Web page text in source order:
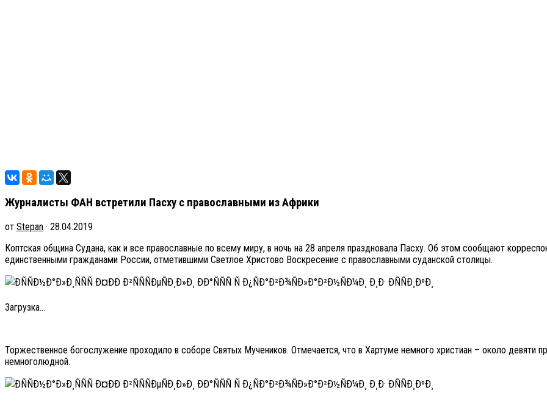
Журналисты ФАН встретили Пасху с православными из Африки
от Stepan · 28.04.2019
Коптская община Судана, как и все православные по всему миру, в ночь на 28 апреля праздновала Пасху. Об этом сообщают
единственными гражданами России, отметившими Светлое Христово Воскресение с православными суданской столицы.
Загрузка...
Торжественное богослужение проходило в соборе Святых Мучеников. Отмечается, что в Хартуме немного христиан – около девяти
немноголюдной.